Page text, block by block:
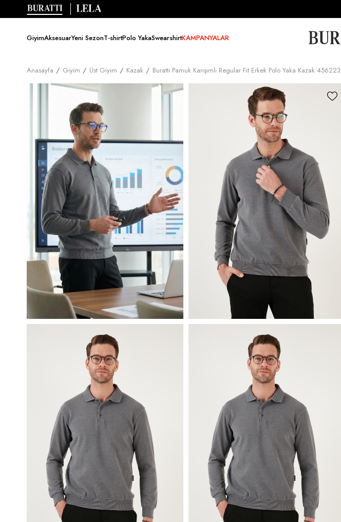
GiyimAksesuarYeni SezonT-shirtPolo YakaSwearshirtKAMPANYALAR
Anasayfa Giyim Üst Giyim Kazak Buratti Pamuk Karışımlı Regular Fit Erkek Polo Yaka Kazak